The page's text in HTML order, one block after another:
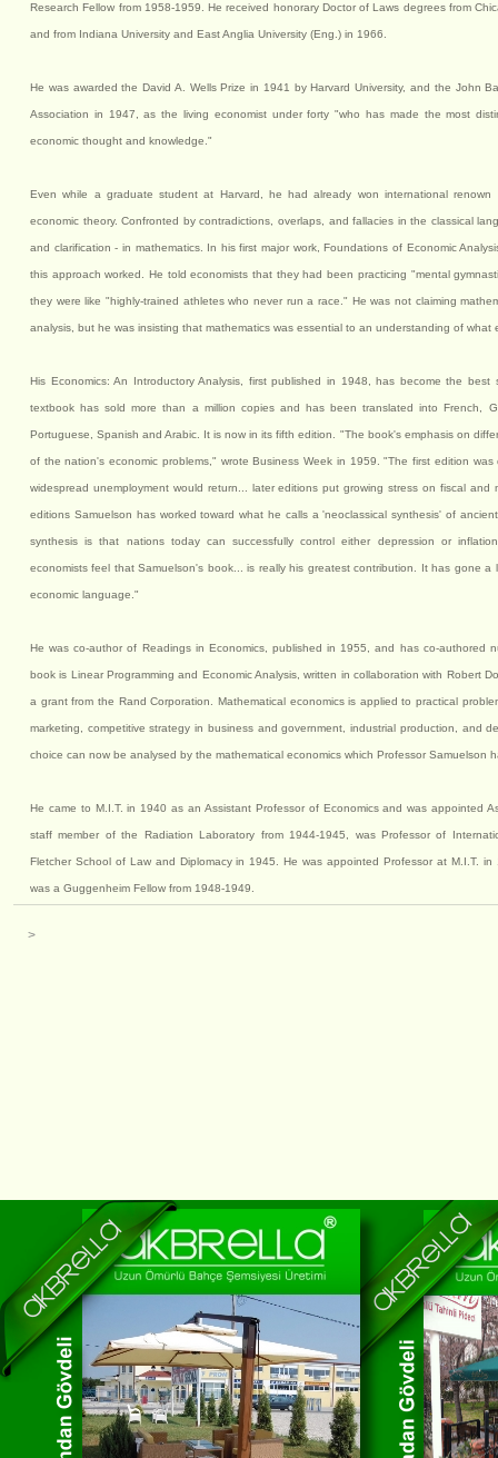
Research Fellow from 1958-1959. He received honorary Doctor of Laws degrees from
and from Indiana University and East Anglia University (Eng.) in 1966.
He was awarded the David A. Wells Prize in 1941 by Harvard University, and the John
Association in 1947, as the living economist under forty "who has made the most
economic thought and knowledge."
Even while a graduate student at Harvard, he had already won international
economic theory. Confronted by contradictions, overlaps, and fallacies in the classical
and clarification - in mathematics. In his first major work, Foundations of Economic
this approach worked. He told economists that they had been practicing "mental
they were like "highly-trained athletes who never run a race." He was not claiming
analysis, but he was insisting that mathematics was essential to an understanding of what
His Economics: An Introductory Analysis, first published in 1948, has become the
textbook has sold more than a million copies and has been translated into French,
Portuguese, Spanish and Arabic. It is now in its fifth edition. "The book's emphasis on
of the nation's economic problems," wrote Business Week in 1959. "The first edition
widespread unemployment would return... later editions put growing stress on fiscal
editions Samuelson has worked toward what he calls a 'neoclassical synthesis' of
synthesis is that nations today can successfully control either depression or
economists feel that Samuelson's book... is really his greatest contribution. It has gone a
economic language."
He was co-author of Readings in Economics, published in 1955, and has co-authored
book is Linear Programming and Economic Analysis, written in collaboration with Robert
a grant from the Rand Corporation. Mathematical economics is applied to practical
marketing, competitive strategy in business and government, industrial production, and
choice can now be analysed by the mathematical economics which Professor Samuelson
He came to M.I.T. in 1940 as an Assistant Professor of Economics and was appointed
staff member of the Radiation Laboratory from 1944-1945, was Professor of
Fletcher School of Law and Diplomacy in 1945. He was appointed Professor at M.I.T.
was a Guggenheim Fellow from 1948-1949.
>